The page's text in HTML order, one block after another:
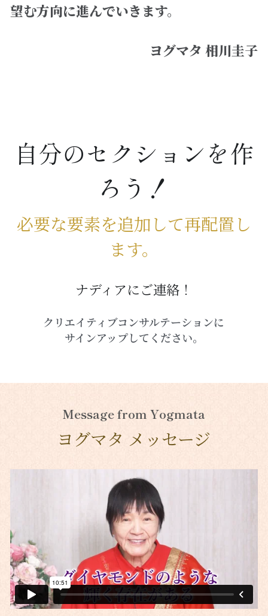
望む方向に進んでいきます。
ヨグマタ 相川圭子
自分のセクションを作
ろう！
必要な要素を追加して再配置し
ます。
ナディアにご連絡！
クリエイティブコンサルテーションに
サインアップしてください。
Message from Yogmata
ヨグマタ メッセージ